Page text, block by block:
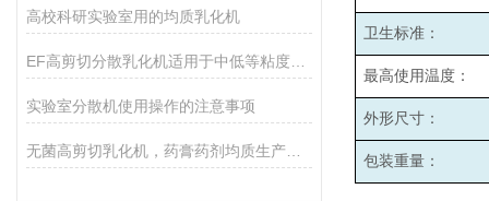
高校科研实验室用的均质乳化机
实验室分散机使用操作的注意事项
卫生标准：
最高使用温度：
外形尺寸：
包装重量：